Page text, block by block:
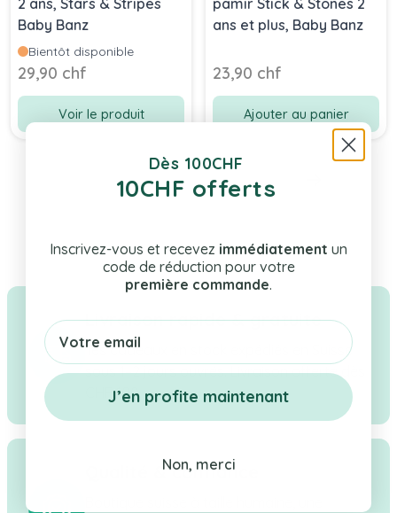
Baby Banz
Bientôt disponible
29,90 chf
Voir le produit
ans et plus, Baby Banz
23,90 chf
Ajouter au panier
Livraison rapide & gratuite
Tes cadeaux en stock expédiés en Suisse
sous 1–2 jours ouvrés. Livraison offerte dès
CHF 100.
Qualité & confiance
Dès 100CHF
10CHF offerts
Inscrivez-vous et recevez immédiatement un
code de réduction pour votre
première commande.
Email
J’en profite maintenant
Non, merci